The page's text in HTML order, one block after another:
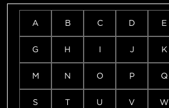
A B C D E
G H I J K
M N O P Q
S T U V W